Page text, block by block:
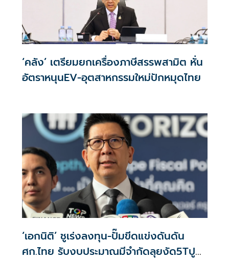
‘คลัง’ เตรียมยกเครื่องภาษีสรรพสามิต หั่น
อัตราหนุนEV-อุตสาหกรรมใหม่ปักหมุดไทย
‘เอกนิติ’ ชูเร่งลงทุน-ปั๊มขีดแข่งดันดัน
ศก.ไทย รับงบประมาณมีจำกัดลุยงัด5Tปู